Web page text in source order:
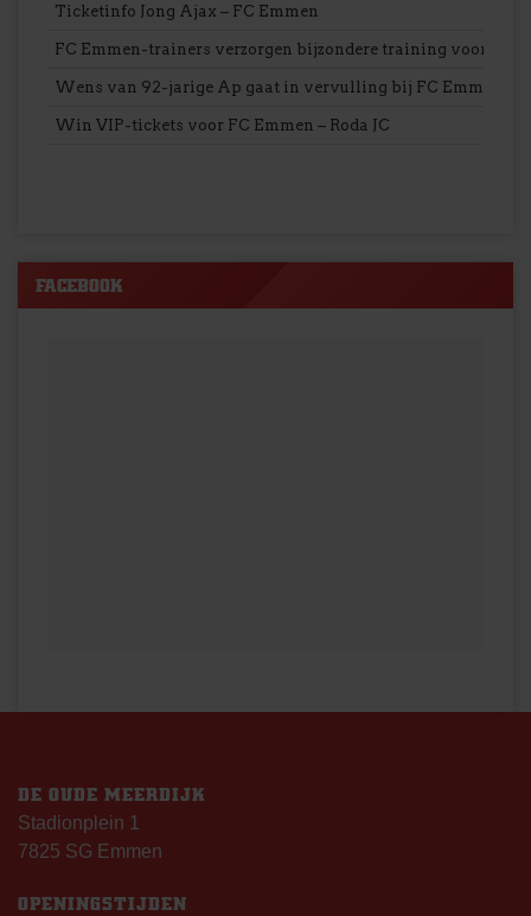
Ticketinfo Jong Ajax – FC Emmen
FC Emmen-trainers verzorgen bijzondere training voor VV
Wens van 92-jarige Ap gaat in vervulling bij FC Emmen
Win VIP-tickets voor FC Emmen – Roda JC
FACEBOOK
DE OUDE MEERDIJK
Stadionplein 1
7825 SG Emmen
OPENINGSTIJDEN